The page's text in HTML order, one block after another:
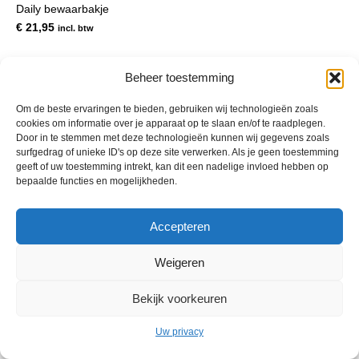
Beheer toestemming
Om de beste ervaringen te bieden, gebruiken wij technologieën zoals
cookies om informatie over je apparaat op te slaan en/of te raadplegen.
Door in te stemmen met deze technologieën kunnen wij gegevens zoals
surfgedrag of unieke ID's op deze site verwerken. Als je geen toestemming
geeft of uw toestemming intrekt, kan dit een nadelige invloed hebben op
bepaalde functies en mogelijkheden.
Accepteren
Weigeren
Bekijk voorkeuren
Uw privacy
gekozen
op
de
productpagina
Daily bewaarbakje
€ 21,95 incl. btw
© 2013 - 2026 De Duurzame Tuin KvK Gouda 29029262 - BTW nr
NL001968744B76 Hosting: